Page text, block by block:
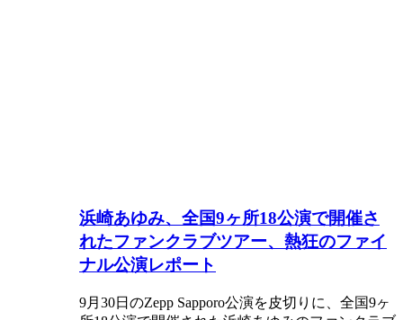
浜崎あゆみ、全国9ヶ所18公演で開催さ
れたファンクラブツアー、熱狂のファイ
ナル公演レポート
9月30日のZepp Sapporo公演を皮切りに、全国9ヶ